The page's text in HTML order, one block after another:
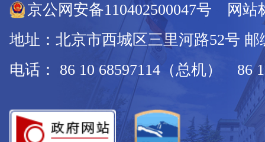
京公网安备110402500047号 网站
地址：北京市西城区三里河路52号 邮
电话： 86 10 68597114（总机） 86